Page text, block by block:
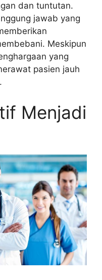
dan tuntutan.
jawab yang
Meskipun
yang
pasien jauh
Menjadi